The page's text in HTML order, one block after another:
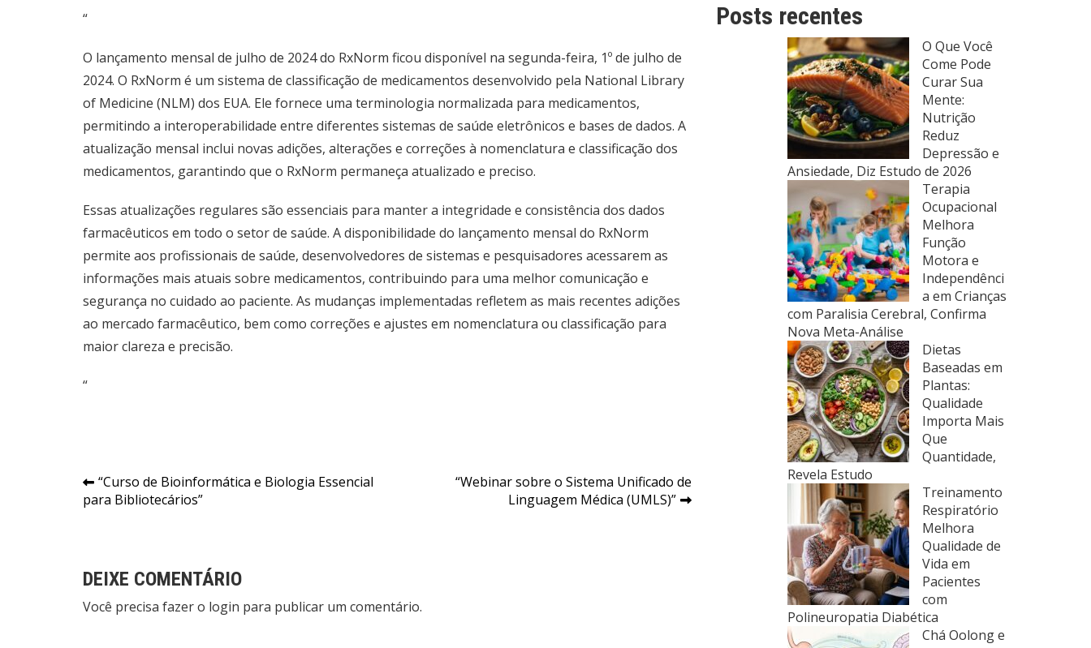
“
O lançamento mensal de julho de 2024 do RxNorm ficou disponível na segunda-feira, 1º de julho de
2024. O RxNorm é um sistema de classificação de medicamentos desenvolvido pela National Library
of Medicine (NLM) dos EUA. Ele fornece uma terminologia normalizada para medicamentos,
permitindo a interoperabilidade entre diferentes sistemas de saúde eletrônicos e bases de dados. A
atualização mensal inclui novas adições, alterações e correções à nomenclatura e classificação dos
medicamentos, garantindo que o RxNorm permaneça atualizado e preciso.
Essas atualizações regulares são essenciais para manter a integridade e consistência dos dados
farmacêuticos em todo o setor de saúde. A disponibilidade do lançamento mensal do RxNorm
permite aos profissionais de saúde, desenvolvedores de sistemas e pesquisadores acessarem as
informações mais atuais sobre medicamentos, contribuindo para uma melhor comunicação e
segurança no cuidado ao paciente. As mudanças implementadas refletem as mais recentes adições
ao mercado farmacêutico, bem como correções e ajustes em nomenclatura ou classificação para
maior clareza e precisão.
“
Navegação
de
“Curso de Bioinformática e Biologia Essencial
para Bibliotecários”
“Webinar sobre o Sistema Unificado de
Linguagem Médica (UMLS)”
DEIXE COMENTÁRIO
Você precisa fazer o login para publicar um comentário.
Posts recentes
O Que Você
Come Pode
Curar Sua
Mente:
Nutrição
Reduz
Depressão e
Ansiedade, Diz Estudo de 2026
Terapia
Ocupacional
Melhora
Função
Motora e
Independênci
a em Crianças
com Paralisia Cerebral, Confirma
Nova Meta-Análise
Dietas
Baseadas em
Plantas:
Qualidade
Importa Mais
Que
Quantidade,
Revela Estudo
Treinamento
Respiratório
Melhora
Qualidade de
Vida em
Pacientes
com
Polineuropatia Diabética
Chá Oolong e